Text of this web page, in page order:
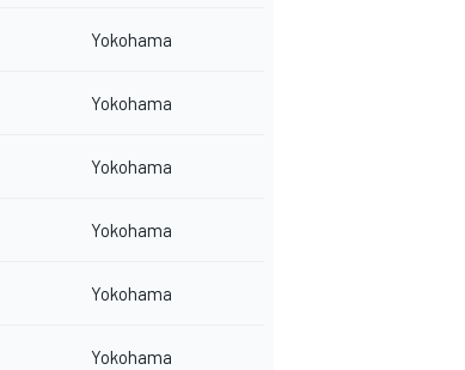
Yokohama
Yokohama
Yokohama
Yokohama
Yokohama
Yokohama